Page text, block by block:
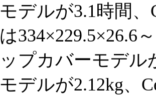
モデルが3.1時間
は334×229.5×26.6
ップカバーモデル
モデルが2.12kg、